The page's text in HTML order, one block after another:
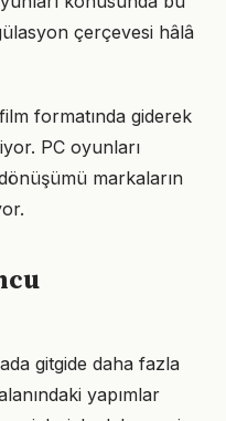
çerçevesi hâlâ
formatında giderek
PC oyunları
markaların
gitgide daha fazla
yapımlar